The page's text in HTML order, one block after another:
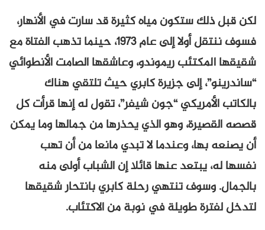
لكن قبل ذلك ستكون مياه كثيرة قد سارت في الأنهار،
فسوف ننتقل أولا إلى عام 1973، حينما تذهب الفتاة مع
شقيقها المكتئب ريموندو، وعاشقها الصامت الأنطوائي
“ساندرينو”، إلى جزيرة كابري حيث تلتقي هناك
بالكاتب الأمريكي “جون شيفر”، تقول له إنها قرأت كل
قصصه القصيرة، وهو الذي يحذرها من جمالها وما يمكن
أن يصنعه بها، وعندما لا تبدي مانعا من أن تهب
نفسها له، يبتعد عنها قائلا إن الشباب أولى منه
بالجمال. وسوف تنتهي رحلة كابري بانتحار شقيقها
لتدخل لفترة طويلة في نوبة من الاكتئاب.